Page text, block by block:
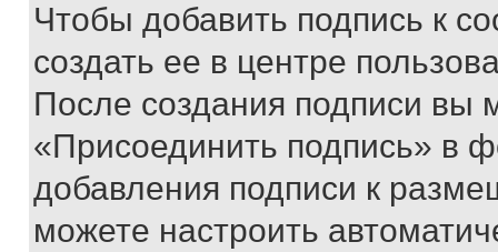
Чтобы добавить подпись к
создать ее в центре
После создания подписи вы
«Присоединить подпись» в
добавления подписи к
можете настроить